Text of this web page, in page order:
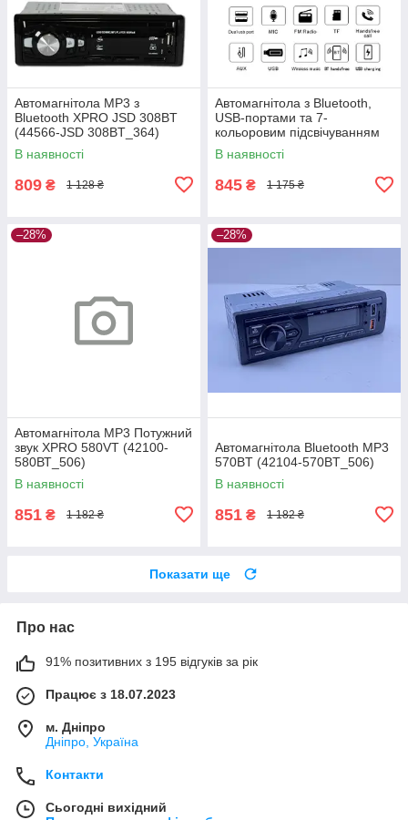
Автомагнітола MP3 з
Bluetooth XPRO JSD 308BT
(44566-JSD 308BT_364)
В наявності
809 ₴ 1 128 ₴
Автомагнітола з Bluetooth,
USB-портами та 7-
кольоровим підсвічуванням
XPRO JSD-521 BT (42460-
JSD-521_506)
В наявності
845 ₴ 1 175 ₴
–28%
Автомагнітола MP3 Потужний
звук XPRO 580VT (42100-
580ВТ_506)
В наявності
851 ₴ 1 182 ₴
–28%
Автомагнітола Bluetooth MP3
570BT (42104-570BT_506)
В наявності
851 ₴ 1 182 ₴
Показати ще
Про нас
91% позитивних з 195 відгуків за рік
Працює з 18.07.2023
м. Дніпро
Дніпро, Україна
Контакти
Сьогодні вихідний